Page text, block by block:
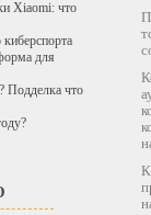
Xiaomi: что
для
Подделка что